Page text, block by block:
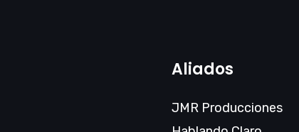
Aliados
JMR Producciones